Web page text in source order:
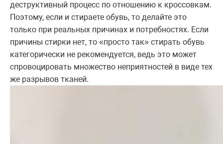
деструктивный процесс по отношению к кроссовкам.
Поэтому, если и стираете обувь, то делайте это
только при реальных причинах и потребностях. Если
причины стирки нет, то «просто так» стирать обувь
категорически не рекомендуется, ведь это может
спровоцировать множество неприятностей в виде тех
же разрывов тканей.